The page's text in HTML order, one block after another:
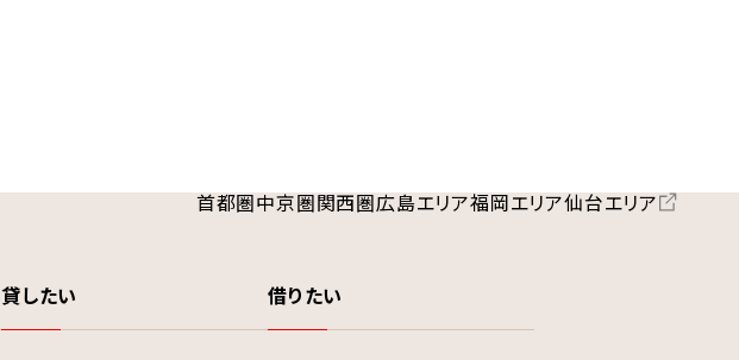
首都圏中京圏関西圏広島エリア福岡エリア仙台エリア
貸したい 借りたい